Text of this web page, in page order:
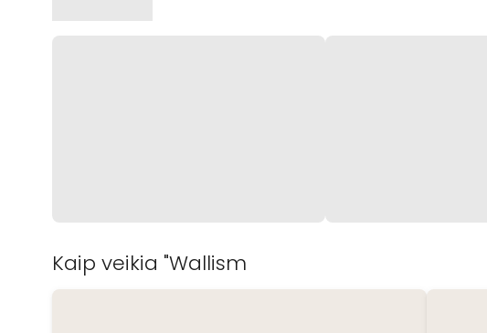
Kaip veikia "Wallism